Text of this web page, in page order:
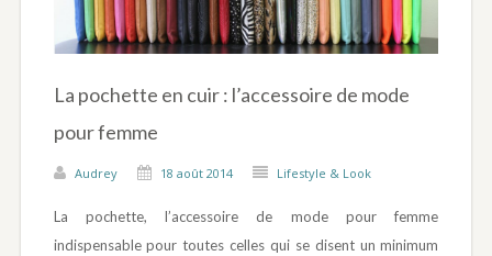
La pochette en cuir : l’accessoire de mode
pour femme
Audrey 18 août 2014 Lifestyle & Look
La pochette, l’accessoire de mode pour femme
indispensable pour toutes celles qui se disent un minimum